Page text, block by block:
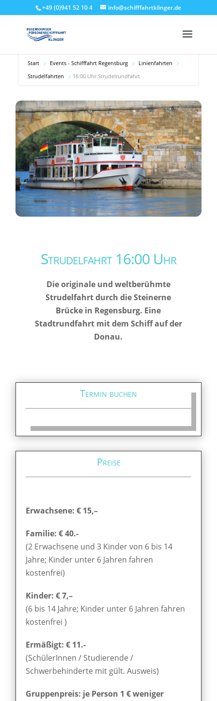
+49 (0)941 52 10 4 info@schifffahrtklinger.de
Start Events - Schifffahrt Regensburg
Linienfahrten
Strudelfahrten
16:00 Uhr Strudelrundfahrt
Strudelfahrt 16:00 Uhr
Die originale und weltberühmte
Strudelfahrt durch die Steinerne
Brücke in Regensburg. Eine
Stadtrundfahrt mit dem Schiff auf der
Donau.
Termin buchen
Preise
Erwachsene: € 15,–
Familie: € 40.-
(2 Erwachsene und 3 Kinder von 6 bis 14
Jahre; Kinder unter 6 Jahren fahren
kostenfrei)
Kinder: € 7,–
(6 bis 14 Jahre; Kinder unter 6 Jahren fahren
kostenfrei )
Ermäßigt: € 11.-
(SchülerInnen / Studierende /
Schwerbehinderte mit gült. Ausweis)
Gruppenpreis: je Person 1 € weniger